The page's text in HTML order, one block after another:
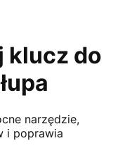
klucz do
narzędzie,
i poprawia